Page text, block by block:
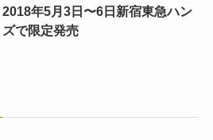
2018年5月3日〜6日新宿東急ハン
ズで限定発売